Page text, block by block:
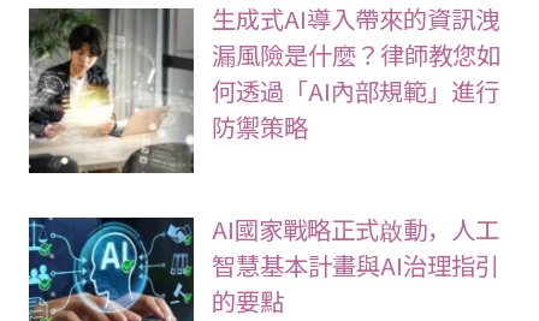
生成式AI導入帶來的資訊洩
漏風險是什麼？律師教您如
何透過「AI內部規範」進行
防禦策略
AI國家戰略正式啟動，人工
智慧基本計畫與AI治理指引
的要點